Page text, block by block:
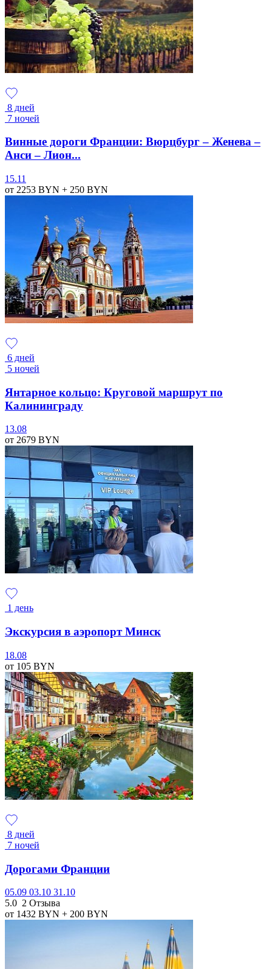
8 дней
7 ночей
Винные дороги Франции: Вюрцбург – Женева –
Анси – Лион...
15.11
от 2253 BYN + 250 BYN
6 дней
5 ночей
Янтарное кольцо: Круговой маршрут по
Калининграду
13.08
от 2679 BYN
1 день
Экскурсия в аэропорт Минск
18.08
от 105 BYN
8 дней
7 ночей
Дорогами Франции
05.09 03.10 31.10
5.0 2 Отзыва
от 1432 BYN + 200 BYN